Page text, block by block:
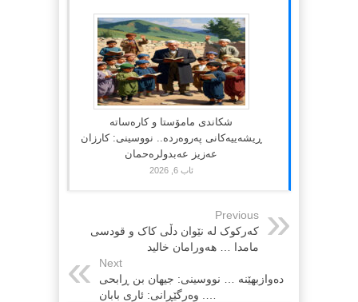
شکاندی مامۆستا و کارەساتە
ڕیشەییەکانی پەروەردە.. نووسینی: کارزان
عەزیز عەبدولرەحمان
ئاب 6, 2026
Previous
کەرکوک لە نێوان دڵی کاک و قودسی
مامدا … هەورامان خالید
Next
دەوازبهێنە … نووسینی: جیهان بن ڕابحی
…. وەرگێڕانی: ئاری بابان